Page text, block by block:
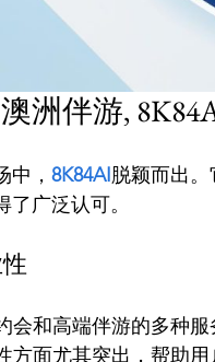
洲伴游,
中， 8K84AI脱颖而出
会和高端伴游的多种